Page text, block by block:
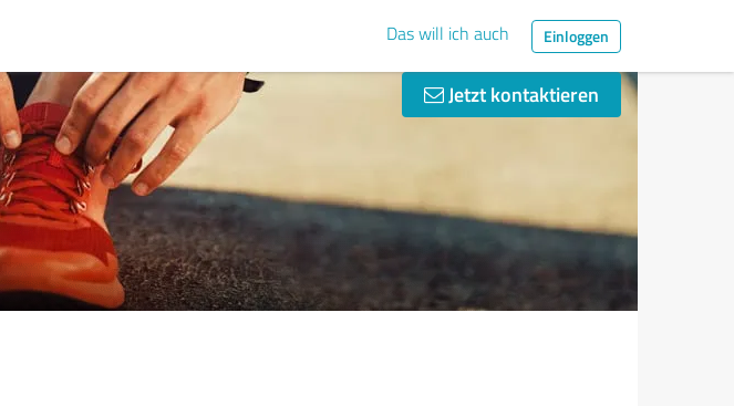
Das will ich auch Einloggen
Jetzt kontaktieren